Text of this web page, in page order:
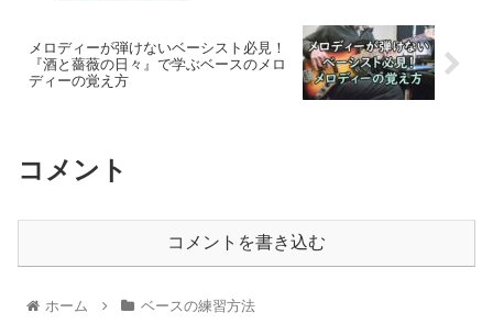
メロディーが弾けないベーシスト必見！
『酒と薔薇の日々』で学ぶベースのメロ
ディーの覚え方
コメント
コメントを書き込む
ホーム ベースの練習方法